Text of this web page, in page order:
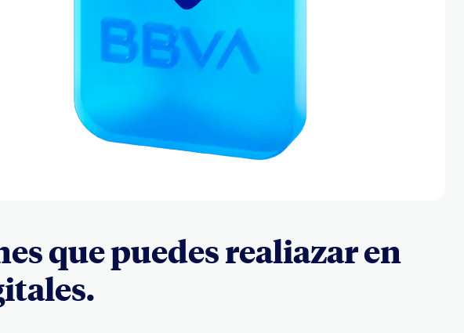
que puedes realiazar en